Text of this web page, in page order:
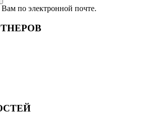
по электронной почте.